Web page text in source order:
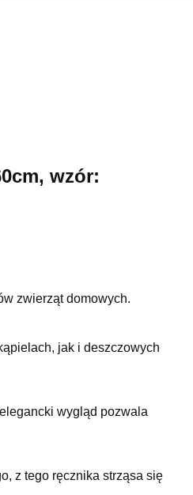
wzór:
zwierząt domowych.
jak i deszczowych
wygląd pozwala
z tego ręcznika strząsa się